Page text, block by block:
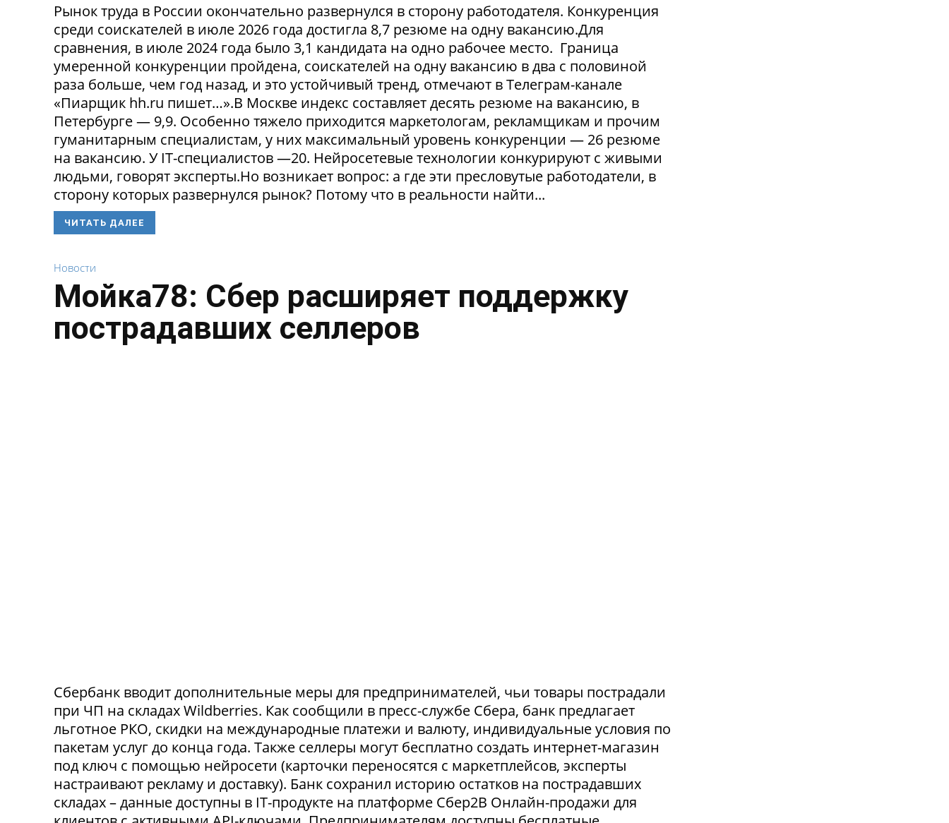
Рынок труда в России окончательно развернулся в сторону работодателя. Конкуренция
среди соискателей в июле 2026 года достигла 8,7 резюме на одну вакансию.Для
сравнения, в июле 2024 года было 3,1 кандидата на одно рабочее место. Граница
умеренной конкуренции пройдена, соискателей на одну вакансию в два с половиной
раза больше, чем год назад, и это устойчивый тренд, отмечают в Телеграм-канале
«Пиарщик hh.ru пишет…».В Москве индекс составляет десять резюме на вакансию, в
Петербурге — 9,9. Особенно тяжело приходится маркетологам, рекламщикам и прочим
гуманитарным специалистам, у них максимальный уровень конкуренции — 26 резюме
на вакансию. У IT-специалистов —20. Нейросетевые технологии конкурируют с живыми
людьми, говорят эксперты.Но возникает вопрос: а где эти пресловутые работодатели, в
сторону которых развернулся рынок? Потому что в реальности найти...
ЧИТАТЬ ДАЛЕЕ
Новости
Мойка78: Сбер расширяет поддержку
пострадавших селлеров
Сбербанк вводит дополнительные меры для предпринимателей, чьи товары пострадали
при ЧП на складах Wildberries. Как сообщили в пресс-службе Сбера, банк предлагает
льготное РКО, скидки на международные платежи и валюту, индивидуальные условия по
пакетам услуг до конца года. Также селлеры могут бесплатно создать интернет-магазин
под ключ с помощью нейросети (карточки переносятся с маркетплейсов, эксперты
настраивают рекламу и доставку). Банк сохранил историю остатков на пострадавших
складах – данные доступны в IT-продукте на платформе Сбер2В Онлайн-продажи для